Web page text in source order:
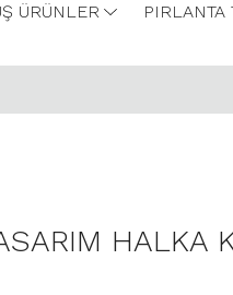
ÜRÜNLER PIRLANTA
HALKA